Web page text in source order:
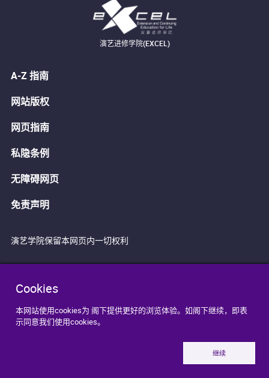
Cookies
本网站使用cookies为 阁下提供更好的浏览体验。如阁下继续，即表
示同意我们使用cookies。
继续
演艺进修学院(EXCEL)
A-Z 指南
网站版权
网页指南
私隐条例
无障碍网页
免责声明
演艺学院保留本网页内一切权利